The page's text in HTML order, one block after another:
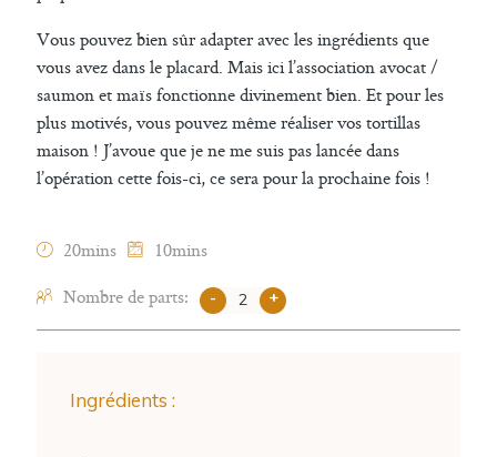
Vous pouvez bien sûr adapter avec les ingrédients que
vous avez dans le placard. Mais ici l’association avocat /
saumon et maïs fonctionne divinement bien. Et pour les
plus motivés, vous pouvez même réaliser vos tortillas
maison ! J’avoue que je ne me suis pas lancée dans
l’opération cette fois-ci, ce sera pour la prochaine fois !
20mins
10mins
Nombre de parts:
- +
Ingrédients :